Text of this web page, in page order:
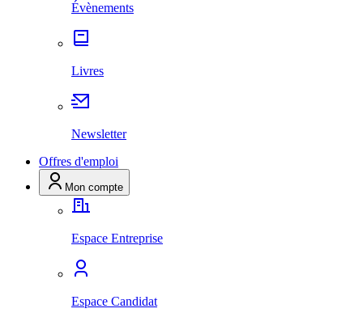
Évènements
Livres
Newsletter
Offres d'emploi
Mon compte
Espace Entreprise
Espace Candidat